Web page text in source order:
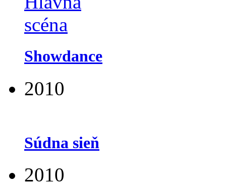
Showdance
2010
Súdna sieň
2010